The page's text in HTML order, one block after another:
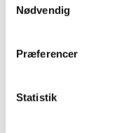
Nødvendig
Præferencer
Statistik
Der var mødt 28 friske
desværre fik vi et par
vejret var vendt
himlen, så det lovede
men det var ikke
enkelt leveret. Til
eller flere såter. Med